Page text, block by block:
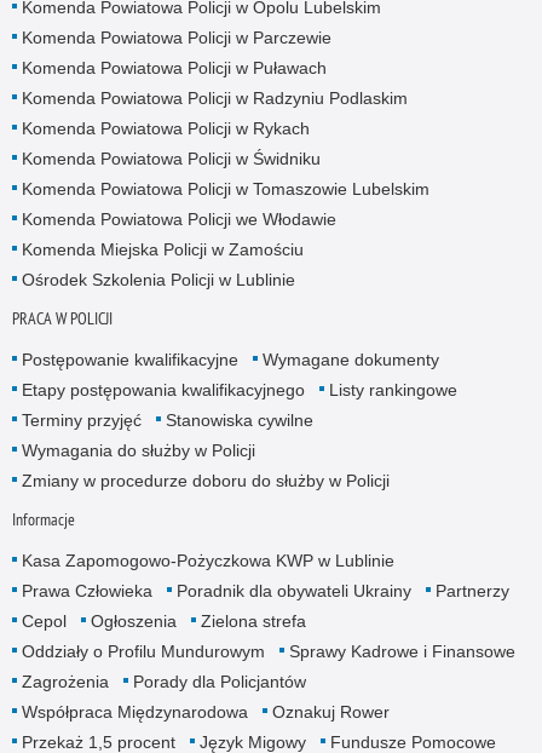
Komenda Powiatowa Policji w Opolu Lubelskim
Komenda Powiatowa Policji w Parczewie
Komenda Powiatowa Policji w Puławach
Komenda Powiatowa Policji w Radzyniu Podlaskim
Komenda Powiatowa Policji w Rykach
Komenda Powiatowa Policji w Świdniku
Komenda Powiatowa Policji w Tomaszowie Lubelskim
Komenda Powiatowa Policji we Włodawie
Komenda Miejska Policji w Zamościu
Ośrodek Szkolenia Policji w Lublinie
PRACA W POLICJI
Postępowanie kwalifikacyjne
Wymagane dokumenty
Etapy postępowania kwalifikacyjnego
Listy rankingowe
Terminy przyjęć
Stanowiska cywilne
Wymagania do służby w Policji
Zmiany w procedurze doboru do służby w Policji
Informacje
Kasa Zapomogowo-Pożyczkowa KWP w Lublinie
Prawa Człowieka
Poradnik dla obywateli Ukrainy
Partnerzy
Cepol
Ogłoszenia
Zielona strefa
Oddziały o Profilu Mundurowym
Sprawy Kadrowe i Finansowe
Zagrożenia
Porady dla Policjantów
Współpraca Międzynarodowa
Oznakuj Rower
Przekaż 1,5 procent
Język Migowy
Fundusze Pomocowe